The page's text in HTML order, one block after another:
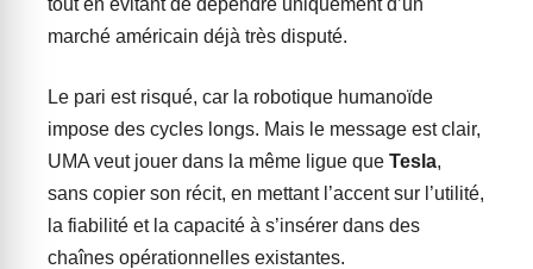
tout en évitant de dépendre uniquement d’un
marché américain déjà très disputé.
Le pari est risqué, car la robotique humanoïde
impose des cycles longs. Mais le message est clair,
UMA veut jouer dans la même ligue que Tesla,
sans copier son récit, en mettant l’accent sur l’utilité,
la fiabilité et la capacité à s’insérer dans des
chaînes opérationnelles existantes.